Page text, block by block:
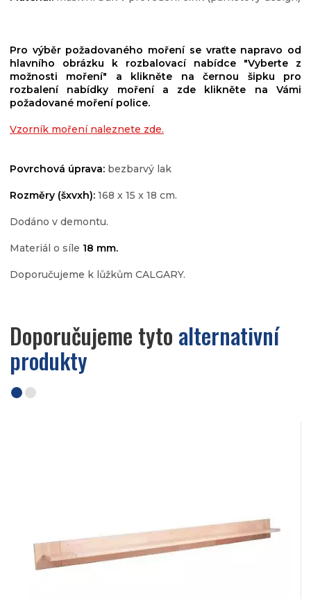
Pro výběr požadovaného moření se vraťte napravo od
hlavního obrázku k rozbalovací nabídce "Vyberte z
možnosti moření" a klikněte na černou šipku pro
rozbalení nabídky moření a zde klikněte na Vámi
požadované moření police.
Vzorník moření naleznete zde.
Povrchová úprava: bezbarvý lak
Rozměry (šxvxh): 168 x 15 x 18 cm.
Dodáno v demontu.
Materiál o síle 18 mm.
Doporučujeme k lůžkům CALGARY.
Doporučujeme tyto alternativní
produkty